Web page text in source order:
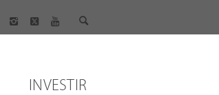
INVESTIR